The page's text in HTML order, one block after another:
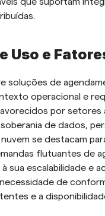
Uso e
soluções de
operacional e
por setores
de dados,
se destacam
flutuantes de
sua escalabilidade e
de
e a